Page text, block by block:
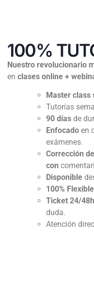
100%
Nuestro revolucionario
en clases online +
Master class
Tutorías
90 días de
Enfocado en
exámenes.
Corrección
con
Disponible
100% Flexible
Ticket 24/
duda.
Atención